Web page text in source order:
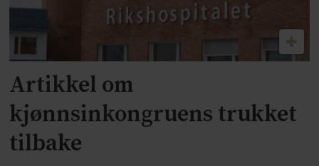
Artikkel om
kjønnsinkongruens trukket
tilbake